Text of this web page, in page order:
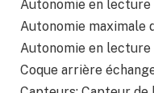
Autonomie en lecture
Autonomie maximale
Autonomie en lecture
Coque arrière